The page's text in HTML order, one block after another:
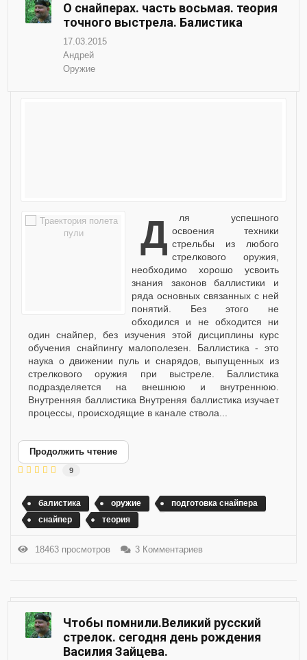
О снайперах. часть восьмая. теория
точного выстрела. Балистика
17.03.2015
Андрей
Оружие
Для успешного освоения техники
стрельбы из любого
стрелкового оружия,
необходимо хорошо усвоить
знания законов баллистики и
ряда основных связанных с ней
понятий. Без этого не
обходился и не обходится ни
один снайпер, без изучения этой дисциплины курс
обучения снайпингу малополезен. Баллистика - это
наука о движении пуль и снарядов, выпущенных из
стрелкового оружия при выстреле. Баллистика
подразделяется на внешнюю и внутреннюю.
Внутренняя баллистика Внутреняя баллистика изучает
процессы, происходящие в канале ствола...
Продолжить чтение
9
балистика оружие
подготовка снайпера
снайпер
теория
18463 просмотров 3 Комментариев
Чтобы помнили.Великий русский
стрелок. сегодня день рождения
Василия Зайцева.